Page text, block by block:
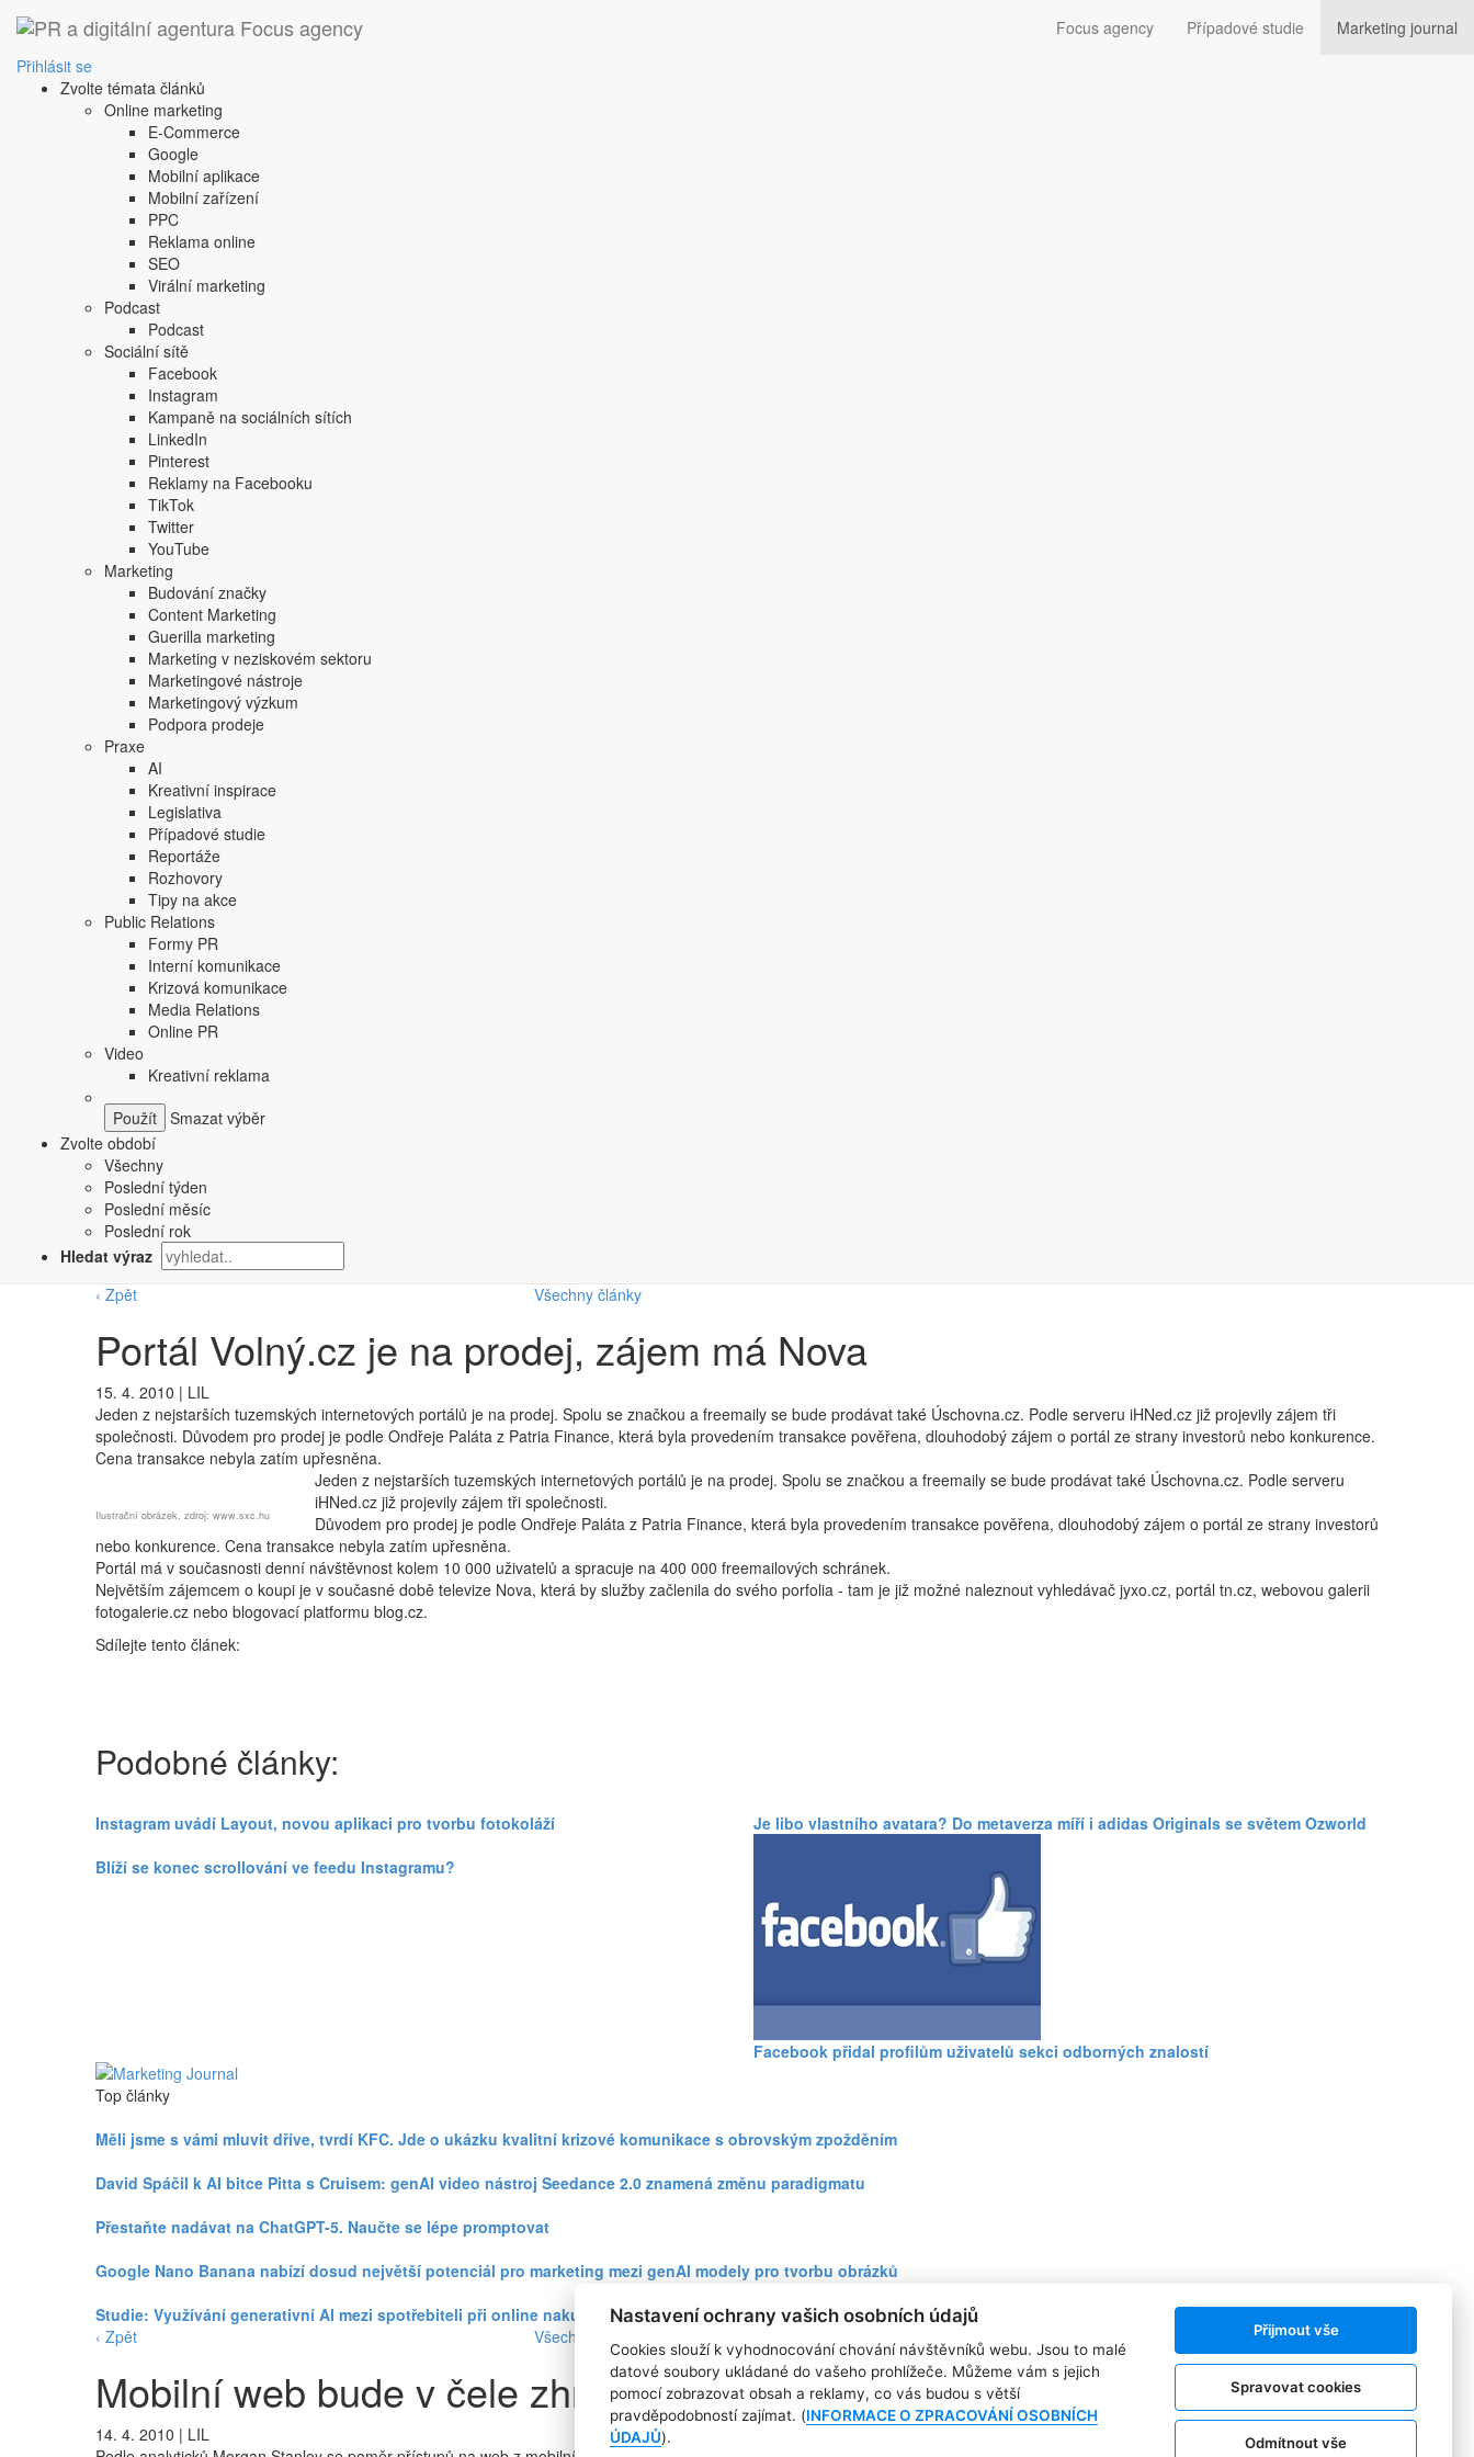
Focus agency Případové studie
Marketing journal
Přihlásit se
Zvolte témata článků
Online marketing
E-Commerce
Google
Mobilní aplikace
Mobilní zařízení
PPC
Reklama online
SEO
Virální marketing
Podcast
Podcast
Sociální sítě
Facebook
Instagram
Kampaně na sociálních sítích
LinkedIn
Pinterest
Reklamy na Facebooku
TikTok
Twitter
YouTube
Marketing
Budování značky
Content Marketing
Guerilla marketing
Marketing v neziskovém sektoru
Marketingové nástroje
Marketingový výzkum
Podpora prodeje
Praxe
AI
Kreativní inspirace
Legislativa
Případové studie
Reportáže
Rozhovory
Tipy na akce
Public Relations
Formy PR
Interní komunikace
Krizová komunikace
Media Relations
Online PR
Video
Kreativní reklama
Smazat výběr
Zvolte období
Všechny
Poslední týden
Poslední měsíc
Poslední rok
Hledat výraz
‹ Zpět
Všechny články
Portál Volný.cz je na prodej, zájem má Nova
15. 4. 2010 | LIL
Jeden z nejstarších tuzemských internetových portálů je na prodej. Spolu se značkou a freemaily se bude prodávat také Úschovna.cz. Podle serveru iHNed.cz již projevily zájem tři
společnosti. Důvodem pro prodej je podle Ondřeje Paláta z Patria Finance, která byla provedením transakce pověřena, dlouhodobý zájem o portál ze strany investorů nebo konkurence.
Cena transakce nebyla zatím upřesněna.
Ilustrační obrázek, zdroj: www.sxc.hu
Jeden z nejstarších tuzemských internetových portálů je na prodej. Spolu se značkou a freemaily se bude prodávat také Úschovna.cz. Podle serveru
iHNed.cz již projevily zájem tři společnosti.
Důvodem pro prodej je podle Ondřeje Paláta z Patria Finance, která byla provedením transakce pověřena, dlouhodobý zájem o portál ze strany investorů
nebo konkurence. Cena transakce nebyla zatím upřesněna.
Portál má v současnosti denní návštěvnost kolem 10 000 uživatelů a spracuje na 400 000 freemailových schránek.
Největším zájemcem o koupi je v současné době televize Nova, která by služby začlenila do svého porfolia - tam je již možné naleznout vyhledávač jyxo.cz, portál tn.cz, webovou galerii
fotogalerie.cz nebo blogovací platformu blog.cz.
Sdílejte tento článek:
Podobné články:
Instagram uvádí Layout, novou aplikaci pro tvorbu fotokoláží
Je libo vlastního avatara? Do metaverza míří i adidas Originals se světem Ozworld
Blíží se konec scrollování ve feedu Instagramu?
Facebook přidal profilům uživatelů sekci odborných znalostí
Top články
Měli jsme s vámi mluvit dříve, tvrdí KFC. Jde o ukázku kvalitní krizové komunikace s obrovským zpožděním
David Spáčil k AI bitce Pitta s Cruisem: genAI video nástroj Seedance 2.0 znamená změnu paradigmatu
Přestaňte nadávat na ChatGPT-5. Naučte se lépe promptovat
Google Nano Banana nabízí dosud největší potenciál pro marketing mezi genAI modely pro tvorbu obrázků
Studie: Využívání generativní AI mezi spotřebiteli při online nakupování prudce roste
‹ Zpět
Všechny články
Mobilní web bude v čele zhruba v roce 2015
14. 4. 2010 | LIL
Nastavení ochrany vašich osobních údajů
Cookies slouží k vyhodnocování chování návštěvníků webu. Jsou to malé
datové soubory ukládané do vašeho prohlížeče. Můžeme vám s jejich
pomocí zobrazovat obsah a reklamy, co vás budou s větší
pravděpodobností zajímat. (INFORMACE O ZPRACOVÁNÍ OSOBNÍCH
ÚDAJŮ).
Přijmout vše
Spravovat cookies
Odmítnout vše